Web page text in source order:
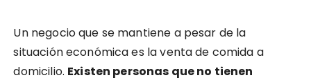
Un negocio que se mantiene a pesar de la
situación económica es la venta de comida a
domicilio. Existen personas que no tienen